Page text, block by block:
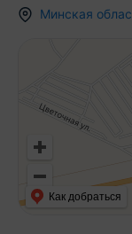
вариант не
По всем
Еще больше
Минская
Как добраться